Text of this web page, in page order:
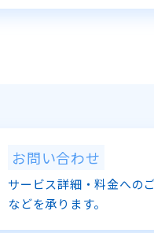
お問い合わせ
サービス詳細・料金への
などを承ります。